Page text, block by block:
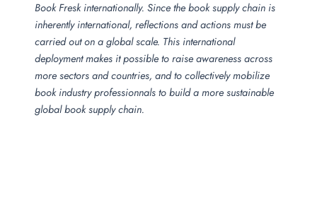
Book Fresk internationally. Since the book supply chain is
inherently international, reflections and actions must be
carried out on a global scale. This international
deployment makes it possible to raise awareness across
more sectors and countries, and to collectively mobilize
book industry professionnals to build a more sustainable
global book supply chain.